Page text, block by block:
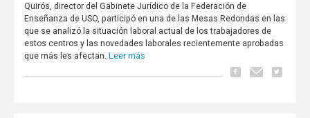
Quirós, director del Gabinete Jurídico de la Federación de
Enseñanza de USO, participó en una de las Mesas Redondas en las
que se analizó la situación laboral actual de los trabajadores de
estos centros y las novedades laborales recientemente aprobadas
que más les afectan. Leer más